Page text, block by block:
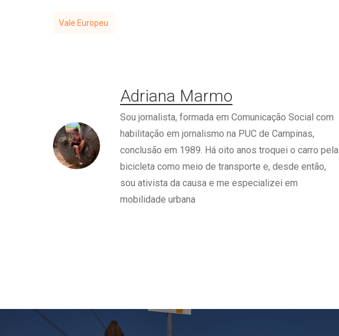
Vale Europeu
Adriana Marmo
Sou jornalista, formada em Comunicação Social com
habilitação em jornalismo na PUC de Campinas,
conclusão em 1989. Há oito anos troquei o carro pela
bicicleta como meio de transporte e, desde então,
sou ativista da causa e me especializei em
mobilidade urbana